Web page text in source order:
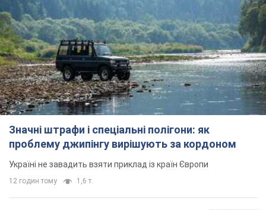
Значні штрафи і спеціальні полігони: як
проблему джипінгу вирішують за кордоном
Україні не завадить взяти приклад із країн Європи
12 годин тому 1,6 т.